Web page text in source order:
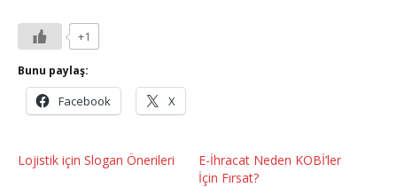
+1
Bunu paylaş:
Facebook X
Lojistik için Slogan Önerileri
E-İhracat Neden KOBİ’ler
İçin Fırsat?